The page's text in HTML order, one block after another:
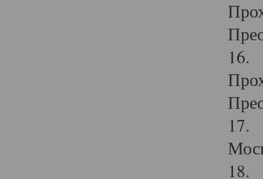
16.
17.
18.